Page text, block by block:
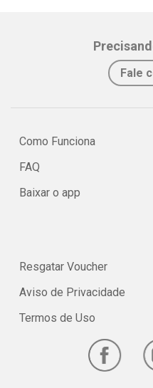
Fale
Como Funciona
FAQ
Baixar o app
Resgatar Voucher
Aviso de Privacidade
Termos de Uso